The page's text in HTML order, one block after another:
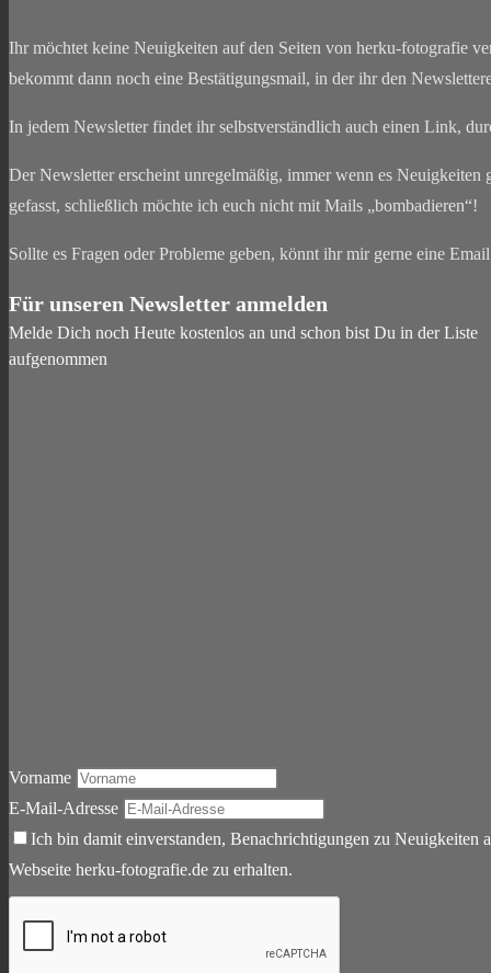
Ihr möchtet keine Neuigkeiten auf den Seiten von herku-fotografie
bekommt dann noch eine Bestätigungsmail, in der ihr den
In jedem Newsletter findet ihr selbstverständlich auch einen Link,
Der Newsletter erscheint unregelmäßig, immer wenn es Neuigkeiten
gefasst, schließlich möchte ich euch nicht mit Mails „bombadieren“!
Sollte es Fragen oder Probleme geben, könnt ihr mir gerne eine
Für unseren Newsletter anmelden
Melde Dich noch Heute kostenlos an und schon bist Du in der Liste
aufgenommen
Vorname
E-Mail-Adresse
Ich bin damit einverstanden, Benachrichtigungen zu Neuigkeiten
Webseite herku-fotografie.de zu erhalten.